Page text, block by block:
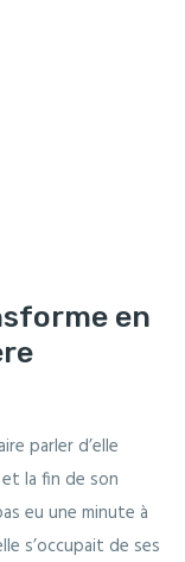
en
parler d’elle
la fin de son
eu une minute à
s’occupait de ses